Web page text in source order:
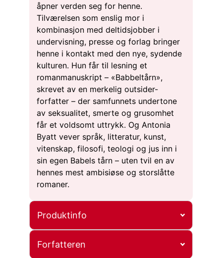
åpner verden seg for henne.
Tilværelsen som enslig mor i
kombinasjon med deltidsjobber i
undervisning, presse og forlag bringer
henne i kontakt med den nye, sydende
kulturen. Hun får til lesning et
romanmanuskript – «Babbeltårn»,
skrevet av en merkelig outsider-
forfatter – der samfunnets undertone
av seksualitet, smerte og grusomhet
får et voldsomt uttrykk. Og Antonia
Byatt vever språk, litteratur, kunst,
vitenskap, filosofi, teologi og jus inn i
sin egen Babels tårn – uten tvil en av
hennes mest ambisiøse og storslåtte
romaner.
Produktinfo
Forfatteren